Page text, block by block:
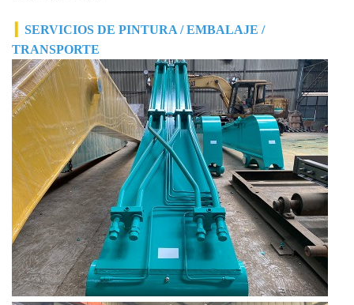
SERVICIOS DE PINTURA / EMBALAJE /
TRANSPORTE